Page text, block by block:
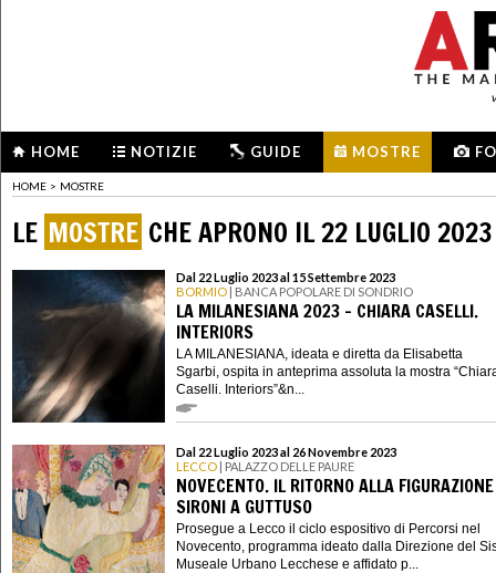
HOME NOTIZIE GUIDE MOSTRE
HOME > MOSTRE
LE MOSTRE CHE APRONO IL 22 LUGLIO 2023
Dal 22 Luglio 2023 al 15 Settembre 2023
BORMIO | BANCA POPOLARE DI SONDRIO
LA MILANESIANA 2023 - CHIARA CASELLI.
INTERIORS
LA MILANESIANA, ideata e diretta da Elisabetta
Sgarbi, ospita in anteprima assoluta la mostra
Caselli. Interiors”&n...
Dal 22 Luglio 2023 al 26 Novembre 2023
LECCO | PALAZZO DELLE PAURE
NOVECENTO. IL RITORNO ALLA
SIRONI A GUTTUSO
Prosegue a Lecco il ciclo espositivo di Percorsi nel
Novecento, programma ideato dalla Direzione del
Museale Urbano Lecchese e affidato p...